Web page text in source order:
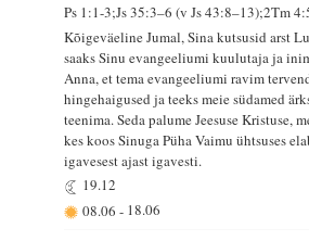
Ps 1:1-3;Js 35:3–6 (v Js 43:8–13);2Tm
Kõigeväeline Jumal, Sina kutsusid arst
saaks Sinu evangeeliumi kuulutaja ja
Anna, et tema evangeeliumi ravim
hingehaigused ja teeks meie südamed
teenima. Seda palume Jeesuse Kristuse,
kes koos Sinuga Püha Vaimu ühtsuses
igavesest ajast igavesti.
19.12
08.06- 18.06